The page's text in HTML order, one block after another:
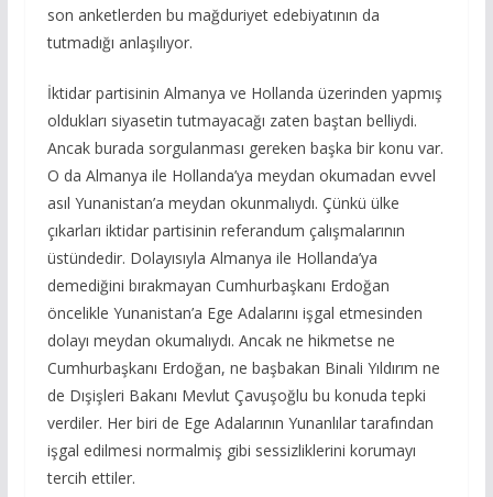
son anketlerden bu mağduriyet edebiyatının da
tutmadığı anlaşılıyor.
İktidar partisinin Almanya ve Hollanda üzerinden yapmış
oldukları siyasetin tutmayacağı zaten baştan belliydi.
Ancak burada sorgulanması gereken başka bir konu var.
O da Almanya ile Hollanda’ya meydan okumadan evvel
asıl Yunanistan’a meydan okunmalıydı. Çünkü ülke
çıkarları iktidar partisinin referandum çalışmalarının
üstündedir. Dolayısıyla Almanya ile Hollanda’ya
demediğini bırakmayan Cumhurbaşkanı Erdoğan
öncelikle Yunanistan’a Ege Adalarını işgal etmesinden
dolayı meydan okumalıydı. Ancak ne hikmetse ne
Cumhurbaşkanı Erdoğan, ne başbakan Binali Yıldırım ne
de Dışişleri Bakanı Mevlut Çavuşoğlu bu konuda tepki
verdiler. Her biri de Ege Adalarının Yunanlılar tarafından
işgal edilmesi normalmiş gibi sessizliklerini korumayı
tercih ettiler.